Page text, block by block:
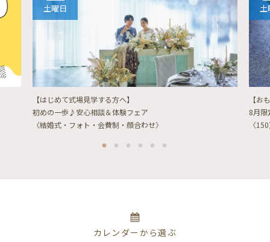
土曜日
【はじめて式場見学する方へ】
初めの一歩♪安心相談＆体験フェア
〈結婚式・フォト・会費制・顔合わせ〉
土
【お
8月限
〈
カレンダーから選ぶ